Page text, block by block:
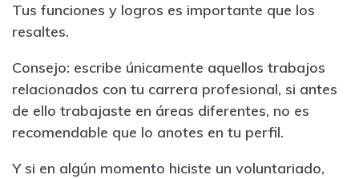
Tus funciones y logros es importante que los
resaltes.
Consejo: escribe únicamente aquellos trabajos
relacionados con tu carrera profesional, si antes
de ello trabajaste en áreas diferentes, no es
recomendable que lo anotes en tu perfil.
Y si en algún momento hiciste un voluntariado,